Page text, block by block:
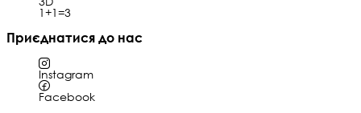
1+1=3
Приєднатися до нас
Instagram
Facebook